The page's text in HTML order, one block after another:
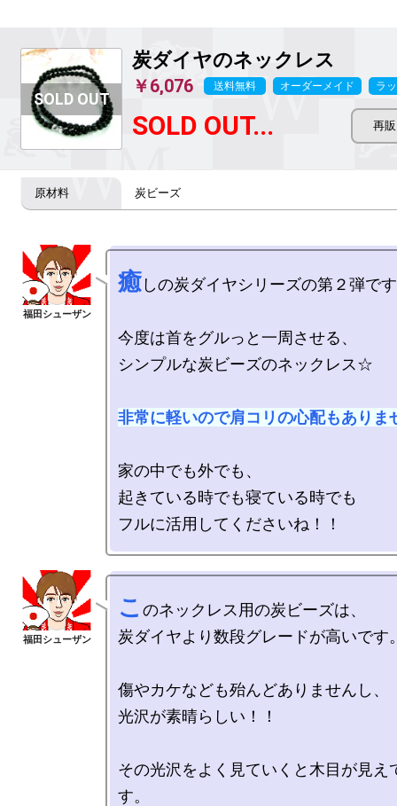
炭ダイヤのネックレス
￥6,076 送料無料 オーダーメイド ラ
SOLD OUT...
炭ビーズ
癒しの炭ダイヤシリーズの第２弾で
今度は首をグルっと一周させる、
シンプルな炭ビーズのネックレス☆
非常に軽いので肩コリの心配もありま
家の中でも外でも、
起きている時でも寝ている時でも
こ のネックレス用の炭ビーズは、
炭ダイヤより数段グレードが高いです
傷やカケなども殆んどありませんし、
光沢が素晴らしい！！
その光沢をよく見ていくと木目が見え
す。